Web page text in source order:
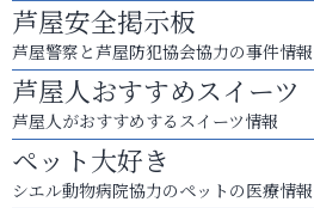
芦屋安全掲示板
芦屋警察と芦屋防犯協会協力の事件情報
芦屋人おすすめスイーツ
芦屋人がおすすめするスイーツ情報
ペット大好き
シエル動物病院協力のペットの医療情報